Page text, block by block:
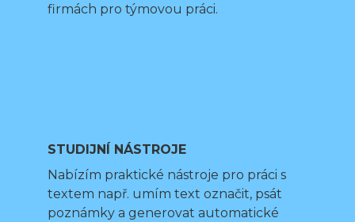
firmách pro týmovou práci.
STUDIJNÍ NÁSTROJE
Nabízím praktické nástroje pro práci s
textem např. umím text označit, psát
poznámky a generovat automatické